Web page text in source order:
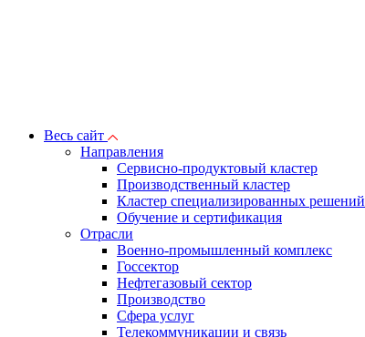
Весь сайт
Направления
Сервисно-продуктовый кластер
Производственный кластер
Кластер специализированных решений
Обучение и сертификация
Отрасли
Военно-промышленный комплекс
Госсектор
Нефтегазовый сектор
Производство
Сфера услуг
Телекоммуникации и связь